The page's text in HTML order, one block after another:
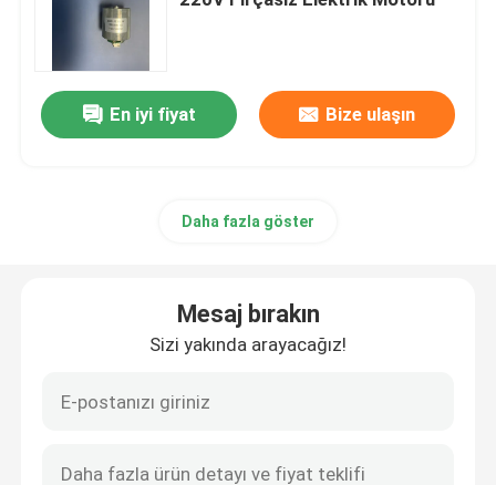
Yüksek Hızlı Saç Kurutma Makinesi
DC Fırçasız Motor Kontrol Cihazı
En iyi fiyat Bize ulaşın
Daha fazla göster
Mesaj bırakın
Sizi yakında arayacağız!